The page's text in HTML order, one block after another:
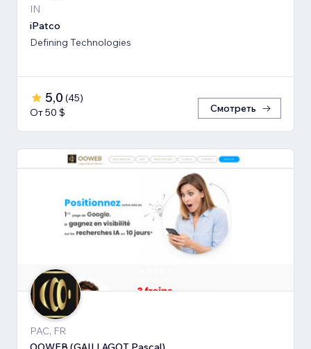
IN
iPatco
Defining Technologies
5,0 (45)
От 50 $
Смотреть
PAC, FR